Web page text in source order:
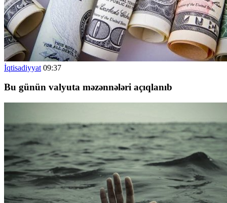
İqtisadiyyat 09:37
Bu günün valyuta məzənnələri açıqlanıb